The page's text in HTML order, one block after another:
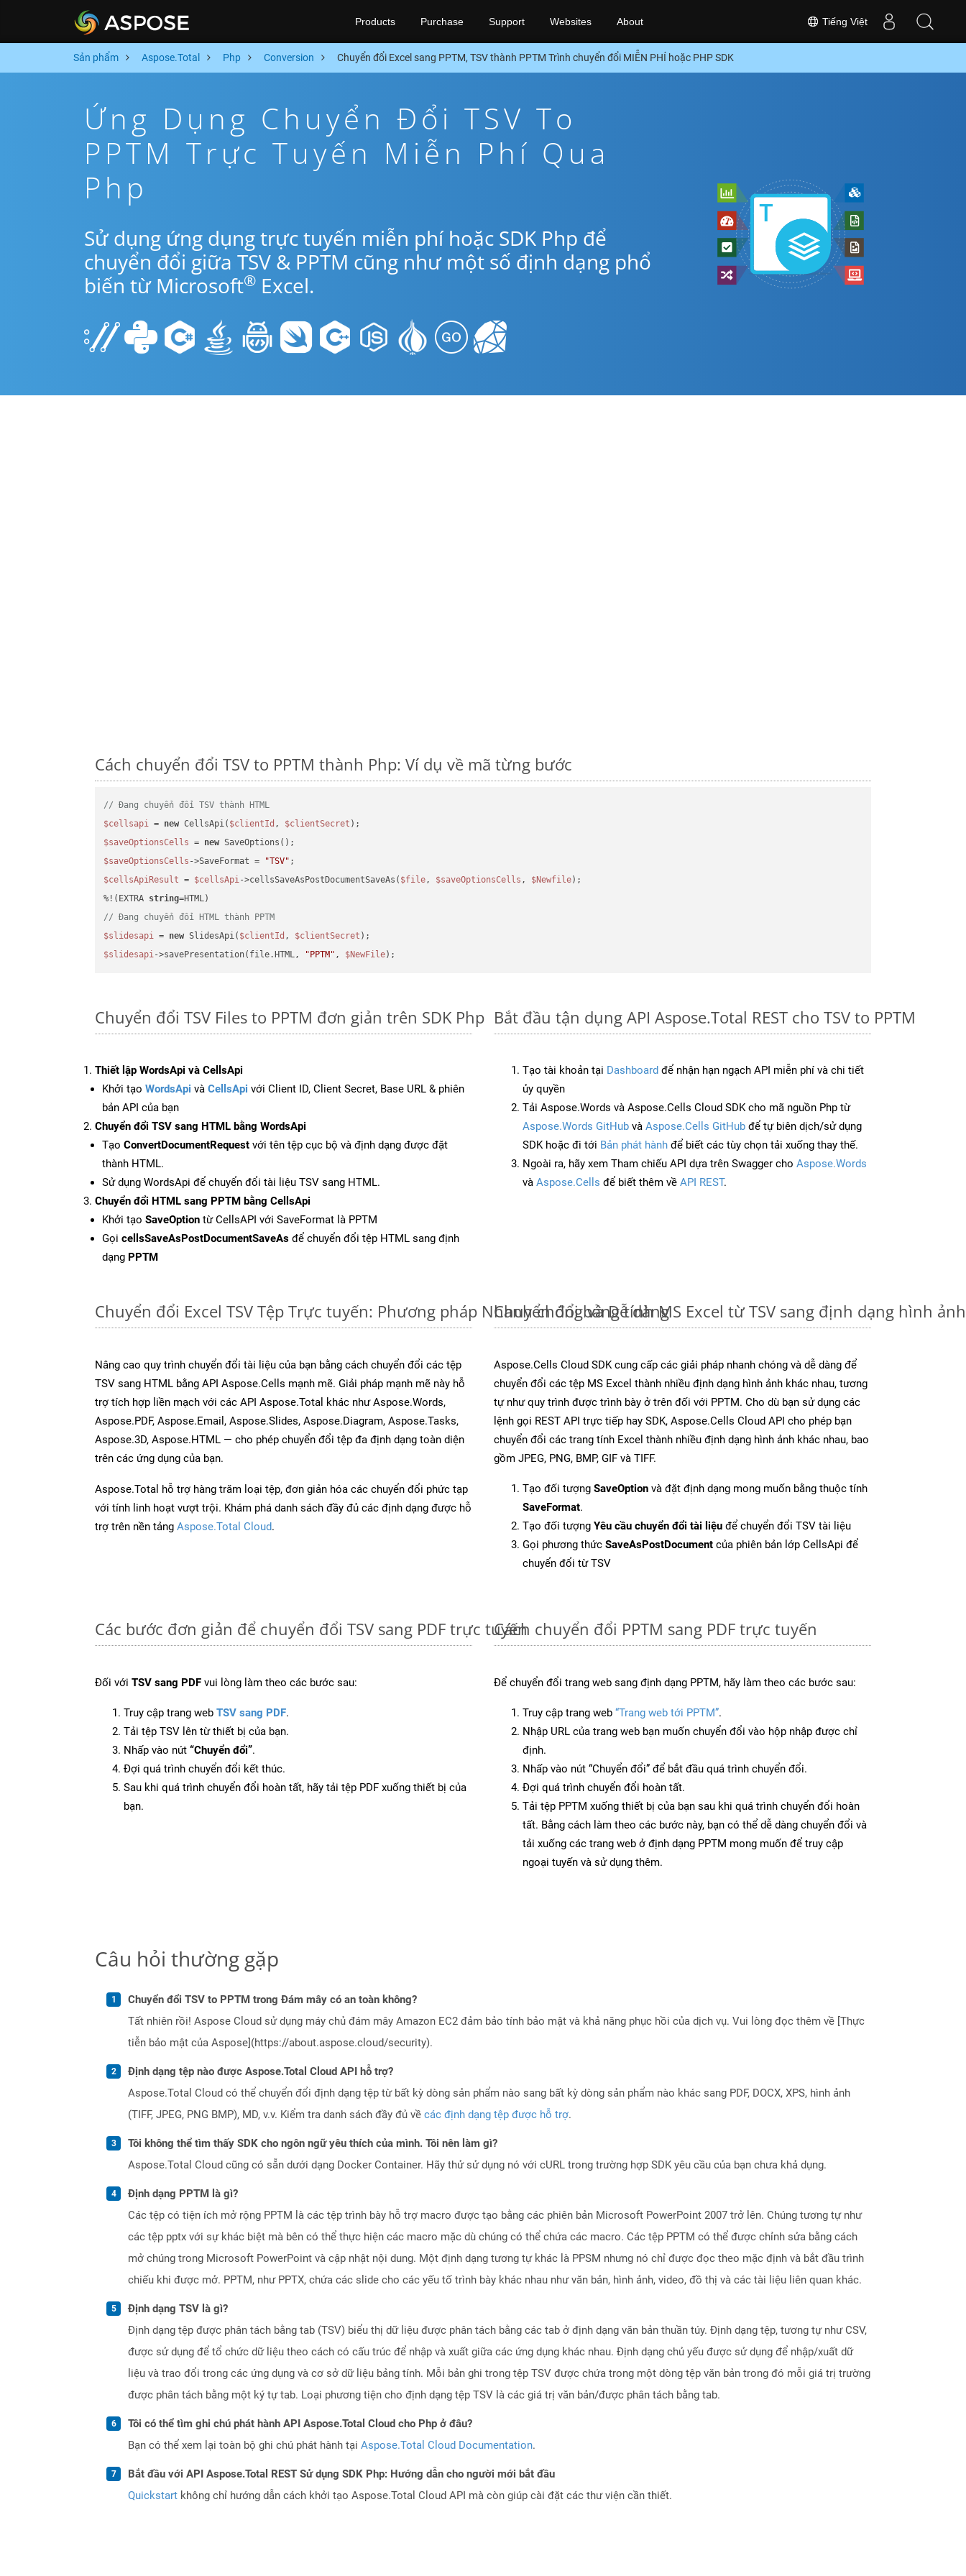
Tiếng Việt
Products Purchase Support Websites About
Sản phẩm Aspose.Total Php Conversion Chuyển đổi Excel sang PPTM, TSV thành PPTM Trình chuyển đổi MIỄN PHÍ hoặc PHP SDK
Ứng Dụng Chuyển Đổi TSV To
PPTM Trực Tuyến Miễn Phí Qua
Php
Sử dụng ứng dụng trực tuyến miễn phí hoặc SDK Php để
chuyển đổi giữa TSV & PPTM cũng như một số định dạng phổ
biến từ Microsoft® Excel.
Cách chuyển đổi TSV to PPTM thành Php: Ví dụ về mã từng bước
// Đang chuyển đổi TSV thành HTML
$cellsapi = new CellsApi( $clientId , $clientSecret
$saveOptionsCells = new
$saveOptionsCells ->SaveFormat = "TSV"
$cellsApiResult = $cellsApi->cellsSaveAsPostDocumentSaveAs( $file, $saveOptionsCells , $Newfile);
%!(EXTRA string
// Đang chuyển đổi HTML thành PPTM
$slidesapi = new SlidesApi( $clientId , $clientSecret
$slidesapi->savePresentation(file.HTML, "PPTM" , $NewFile
Chuyển đổi TSV Files to PPTM đơn giản trên SDK Php
Thiết lập WordsApi và CellsApi
Khởi tạo WordsApi và CellsApi với Client ID, Client Secret, Base URL & phiên
bản API của bạn
Chuyển đổi TSV sang HTML bằng WordsApi
Tạo ConvertDocumentRequest với tên tệp cục bộ và định dạng được đặt
thành HTML.
Sử dụng WordsApi để chuyển đổi tài liệu TSV sang HTML.
Chuyển đổi HTML sang PPTM bằng CellsApi
Khởi tạo SaveOption từ CellsAPI với SaveFormat là PPTM
Gọi cellsSaveAsPostDocumentSaveAs để chuyển đổi tệp HTML sang định
dạng PPTM
Bắt đầu tận dụng API Aspose.Total REST cho TSV to PPTM
Tạo tài khoản tại Dashboard để nhận hạn ngạch API miễn phí và chi tiết
ủy quyền
Tải Aspose.Words và Aspose.Cells Cloud SDK cho mã nguồn Php từ
Aspose.Words GitHub và Aspose.Cells GitHub để tự biên dịch/sử dụng
SDK hoặc đi tới Bản phát hành để biết các tùy chọn tải xuống thay thế.
Ngoài ra, hãy xem Tham chiếu API dựa trên Swagger cho Aspose.Words
và Aspose.Cells để biết thêm về API REST.
Chuyển đổi Excel TSV Tệp Trực tuyến: Phương pháp Nhanh chóng và Dễ dàng
Nâng cao quy trình chuyển đổi tài liệu của bạn bằng cách chuyển đổi các tệp
TSV sang HTML bằng API Aspose.Cells mạnh mẽ. Giải pháp mạnh mẽ này hỗ
trợ tích hợp liền mạch với các API Aspose.Total khác như Aspose.Words,
Aspose.PDF, Aspose.Email, Aspose.Slides, Aspose.Diagram, Aspose.Tasks,
Aspose.3D, Aspose.HTML — cho phép chuyển đổi tệp đa định dạng toàn diện
trên các ứng dụng của bạn.
Aspose.Total hỗ trợ hàng trăm loại tệp, đơn giản hóa các chuyển đổi phức tạp
với tính linh hoạt vượt trội. Khám phá danh sách đầy đủ các định dạng được hỗ
trợ trên nền tảng Aspose.Total Cloud.
Chuyển đổi bảng tính MS Excel từ TSV sang định dạng hình
Aspose.Cells Cloud SDK cung cấp các giải pháp nhanh chóng và dễ dàng để
chuyển đổi các tệp MS Excel thành nhiều định dạng hình ảnh khác nhau, tương
tự như quy trình được trình bày ở trên đối với PPTM. Cho dù bạn sử dụng các
lệnh gọi REST API trực tiếp hay SDK, Aspose.Cells Cloud API cho phép bạn
chuyển đổi các trang tính Excel thành nhiều định dạng hình ảnh khác nhau, bao
gồm JPEG, PNG, BMP, GIF và TIFF.
Tạo đối tượng SaveOption và đặt định dạng mong muốn bằng thuộc tính
SaveFormat.
Tạo đối tượng Yêu cầu chuyển đổi tài liệu để chuyển đổi TSV tài liệu
Gọi phương thức SaveAsPostDocument của phiên bản lớp CellsApi để
chuyển đổi từ TSV
Các bước đơn giản để chuyển đổi TSV sang PDF trực tuyến
Đối với TSV sang PDF vui lòng làm theo các bước sau:
Truy cập trang web TSV sang PDF.
Tải tệp TSV lên từ thiết bị của bạn.
Nhấp vào nút “Chuyển đổi”.
Đợi quá trình chuyển đổi kết thúc.
Sau khi quá trình chuyển đổi hoàn tất, hãy tải tệp PDF xuống thiết bị của
bạn.
Cách chuyển đổi PPTM sang PDF trực tuyến
Để chuyển đổi trang web sang định dạng PPTM, hãy làm theo các bước sau:
Truy cập trang web “Trang web tới PPTM”.
Nhập URL của trang web bạn muốn chuyển đổi vào hộp nhập được chỉ
định.
Nhấp vào nút “Chuyển đổi” để bắt đầu quá trình chuyển đổi.
Đợi quá trình chuyển đổi hoàn tất.
Tải tệp PPTM xuống thiết bị của bạn sau khi quá trình chuyển đổi hoàn
tất. Bằng cách làm theo các bước này, bạn có thể dễ dàng chuyển đổi và
tải xuống các trang web ở định dạng PPTM mong muốn để truy cập
ngoại tuyến và sử dụng thêm.
Câu hỏi thường gặp
Chuyển đổi TSV to PPTM trong Đám mây có an toàn không?
Tất nhiên rồi! Aspose Cloud sử dụng máy chủ đám mây Amazon EC2 đảm bảo tính bảo mật và khả năng phục hồi của dịch vụ. Vui lòng đọc thêm về [Thực
tiễn bảo mật của Aspose](https://about.aspose.cloud/security).
Định dạng tệp nào được Aspose.Total Cloud API hỗ trợ?
Aspose.Total Cloud có thể chuyển đổi định dạng tệp từ bất kỳ dòng sản phẩm nào sang bất kỳ dòng sản phẩm nào khác sang PDF, DOCX, XPS, hình ảnh
(TIFF, JPEG, PNG BMP), MD, v.v. Kiểm tra danh sách đầy đủ về các định dạng tệp được hỗ trợ.
Tôi không thể tìm thấy SDK cho ngôn ngữ yêu thích của mình. Tôi nên làm gì?
Aspose.Total Cloud cũng có sẵn dưới dạng Docker Container. Hãy thử sử dụng nó với cURL trong trường hợp SDK yêu cầu của bạn chưa khả dụng.
Định dạng PPTM là gì?
Các tệp có tiện ích mở rộng PPTM là các tệp trình bày hỗ trợ macro được tạo bằng các phiên bản Microsoft PowerPoint 2007 trở lên. Chúng tương tự như
các tệp pptx với sự khác biệt mà bên có thể thực hiện các macro mặc dù chúng có thể chứa các macro. Các tệp PPTM có thể được chỉnh sửa bằng cách
mở chúng trong Microsoft PowerPoint và cập nhật nội dung. Một định dạng tương tự khác là PPSM nhưng nó chỉ được đọc theo mặc định và bắt đầu trình
chiếu khi được mở. PPTM, như PPTX, chứa các slide cho các yếu tố trình bày khác nhau như văn bản, hình ảnh, video, đồ thị và các tài liệu liên quan khác.
Định dạng TSV là gì?
Định dạng tệp được phân tách bằng tab (TSV) biểu thị dữ liệu được phân tách bằng các tab ở định dạng văn bản thuần túy. Định dạng tệp, tương tự như CSV,
được sử dụng để tổ chức dữ liệu theo cách có cấu trúc để nhập và xuất giữa các ứng dụng khác nhau. Định dạng chủ yếu được sử dụng để nhập/xuất dữ
liệu và trao đổi trong các ứng dụng và cơ sở dữ liệu bảng tính. Mỗi bản ghi trong tệp TSV được chứa trong một dòng tệp văn bản trong đó mỗi giá trị trường
được phân tách bằng một ký tự tab. Loại phương tiện cho định dạng tệp TSV là các giá trị văn bản/được phân tách bằng tab.
Tôi có thể tìm ghi chú phát hành API Aspose.Total Cloud cho Php ở đâu?
Bạn có thể xem lại toàn bộ ghi chú phát hành tại Aspose.Total Cloud Documentation.
Bắt đầu với API Aspose.Total REST Sử dụng SDK Php: Hướng dẫn cho người mới bắt đầu
Quickstart không chỉ hướng dẫn cách khởi tạo Aspose.Total Cloud API mà còn giúp cài đặt các thư viện cần thiết.